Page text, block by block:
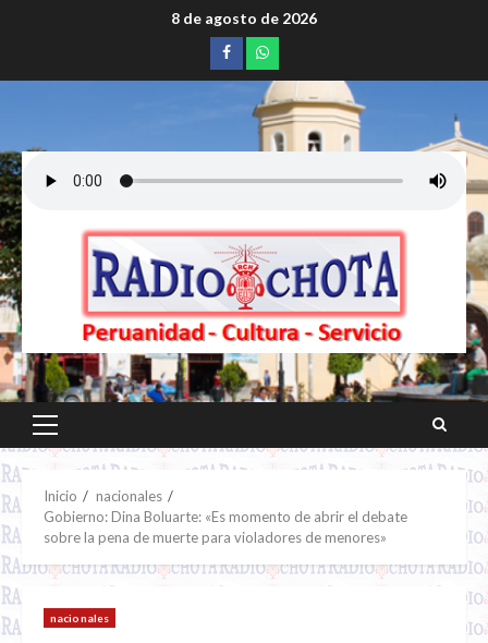
8 de agosto de 2026
Facebookwhatsapp
Menú
principal
Inicio
nacionales
Gobierno: Dina Boluarte: «Es momento de abrir el debate
sobre la pena de muerte para violadores de menores»
nacionales